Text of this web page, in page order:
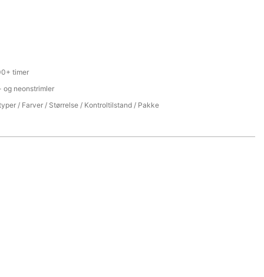
timer
og neonstrimler
/ Farver / Størrelse / Kontroltilstand / Pakke